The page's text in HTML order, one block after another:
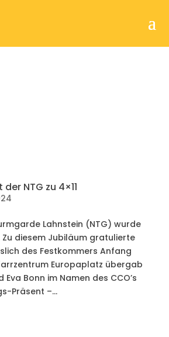
NTG zu 4×11
Lahnstein (NTG) wurde
Zu diesem Jubiläum gratulierte
des Festkommers Anfang
Europaplatz übergab
Eva Bonn im Namen des CCO’s
Präsent –...